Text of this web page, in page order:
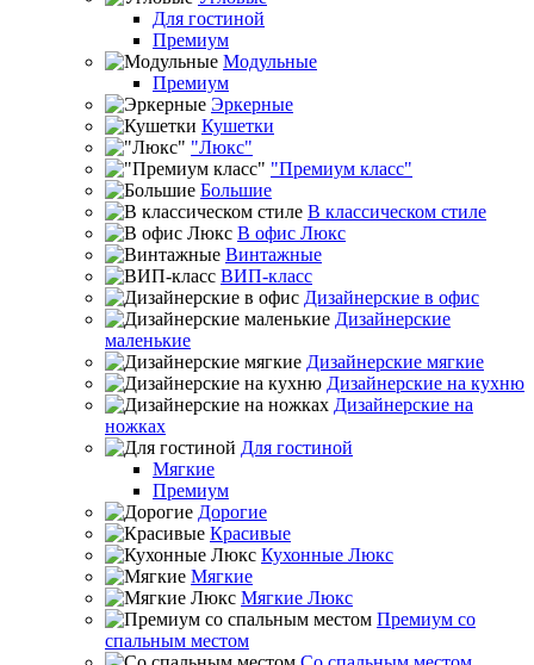
Для гостиной
Премиум
Модульные
Премиум
Эркерные
Кушетки
"Люкс"
"Премиум класс"
Большие
В классическом стиле
В офис Люкс
Винтажные
ВИП-класс
Дизайнерские в офис
Дизайнерские
маленькие
Дизайнерские мягкие
Дизайнерские на кухню
Дизайнерские на
ножках
Для гостиной
Мягкие
Премиум
Дорогие
Красивые
Кухонные Люкс
Мягкие
Мягкие Люкс
Премиум со
спальным местом